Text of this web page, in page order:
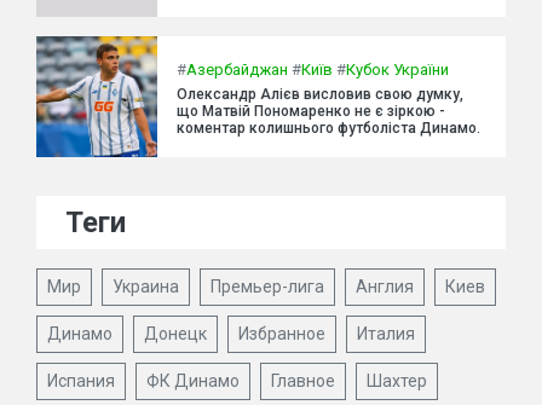
#Азербайджан #Київ #Кубок України
Олександр Алієв висловив свою думку,
що Матвій Пономаренко не є зіркою -
коментар колишнього футболіста Динамо.
Теги
Мир Украина Премьер-лига Англия Киев
Динамо Донецк Избранное Италия
Испания ФК Динамо Главное Шахтер